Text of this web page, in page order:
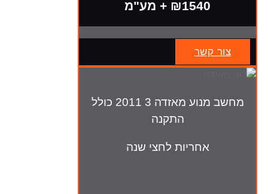
₪1540 + מע"מ
צור קשר
מחשב מנוע מאזדה 3 2011 כולל
התקנה
אחריות לחצי שנה